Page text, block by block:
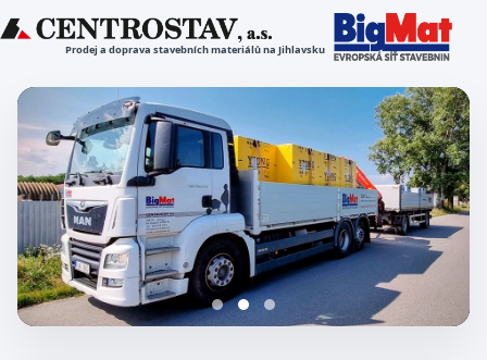
Prodej a doprava stavebních materiálů na Jihlavsku